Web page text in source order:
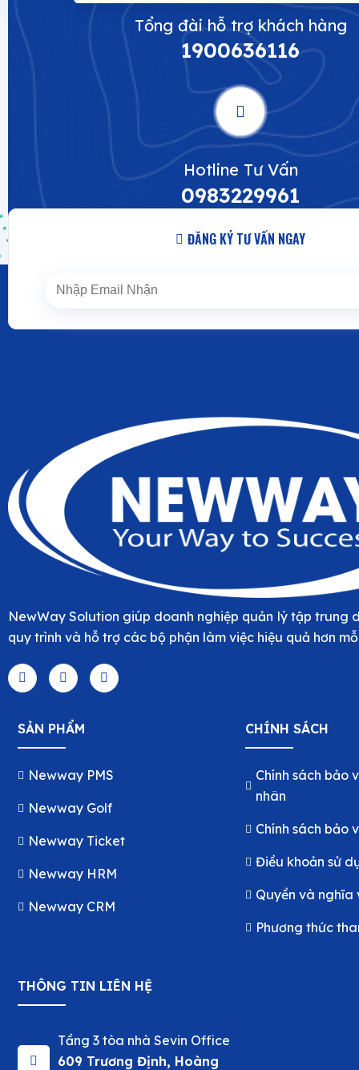
Tổng đài hỗ trợ khách hàng
1900636116
Hotline Tư Vấn
0983229961
ĐĂNG KÝ TƯ VẤN NGAY
NewWay Solution giúp doanh nghiệp quản lý tập trung
quy trình và hỗ trợ các bộ phận làm việc hiệu quả hơn
SẢN PHẨM
Newway PMS
Newway Golf
Newway Ticket
Newway HRM
Newway CRM
CHÍNH SÁCH
Chính sách bảo
nhân
Chính sách bảo
Điều khoản sử
Quyền và nghĩa
Phương thức
THÔNG TIN LIÊN HỆ
Tầng 3 tòa nhà Sevin Office
609 Trương Định, Hoàng